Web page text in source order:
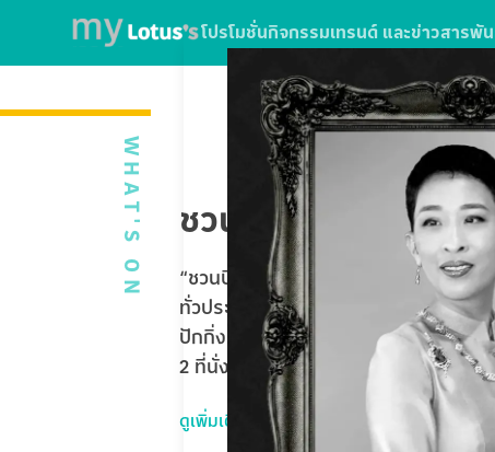
โปรโมชั่นกิจกรรมเทรนด์ และข่าวสารพั
WHAT'S ON ชวนบินฟรี ตะลุยปักกิ่
“ชวนบินฟรี ตะลุยปักกิ่ง” ใบเสร็จจากก
ทั่วประเทศ หรือใช้บริการ SPARK EV
ปักกิ่ง Universal Studios Beijing 5 วั
2 ที่นั่ง รวมมูลค่ากว่า 1,020,000 บาท
ดูเพิ่มเติม